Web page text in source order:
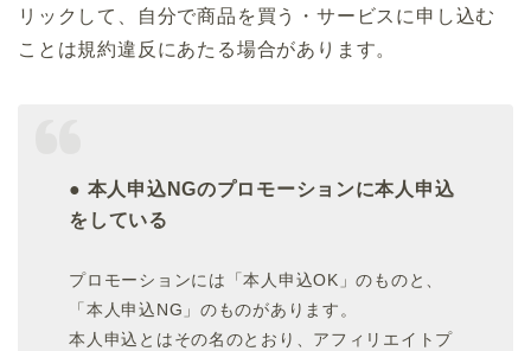
リックして、自分で商品を買う・サービスに申し込む
ことは規約違反にあたる場合があります。
● 本人申込NGのプロモーションに本人申込
をしている
プロモーションには「本人申込OK」のものと、
「本人申込NG」のものがあります。
本人申込とはその名のとおり、アフィリエイトプ